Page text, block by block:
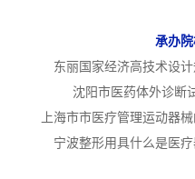
承办院
东丽国家经济高技术设
沈阳市医药体外诊断
上海市市医疗管理运动器
宁波整形用具什么是医